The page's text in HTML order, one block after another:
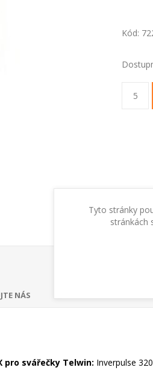
Kód:
NÁS
pro svářečky Telwin: Inverpulse
Tyto stránky
stránkách